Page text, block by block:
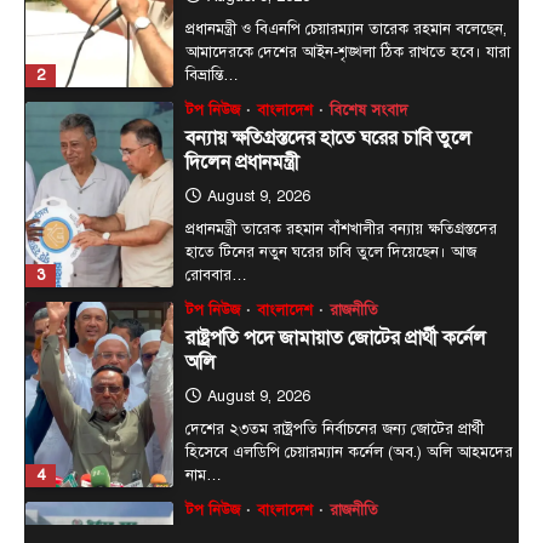
2
প্রধানমন্ত্রী ও বিএনপি চেয়ারম্যান তারেক রহমান বলেছেন,
আমাদেরকে দেশের আইন-শৃঙ্খলা ঠিক রাখতে হবে। যারা
বিভ্রান্তি…
3
টপ নিউজ বাংলাদেশ বিশেষ সংবাদ
বন্যায় ক্ষতিগ্রস্তদের হাতে ঘরের চাবি তুলে
দিলেন প্রধানমন্ত্রী
August 9, 2026
প্রধানমন্ত্রী তারেক রহমান বাঁশখালীর বন্যায় ক্ষতিগ্রস্তদের
হাতে টিনের নতুন ঘরের চাবি তুলে দিয়েছেন। আজ
রোববার…
4
টপ নিউজ বাংলাদেশ রাজনীতি
রাষ্ট্রপতি পদে জামায়াত জোটের প্রার্থী কর্নেল
অলি
August 9, 2026
দেশের ২৩তম রাষ্ট্রপতি নির্বাচনের জন্য জোটের প্রার্থী
হিসেবে এলডিপি চেয়ারম্যান কর্নেল (অব.) অলি আহমদের
নাম…
টপ নিউজ
বাংলাদেশ রাজনীতি